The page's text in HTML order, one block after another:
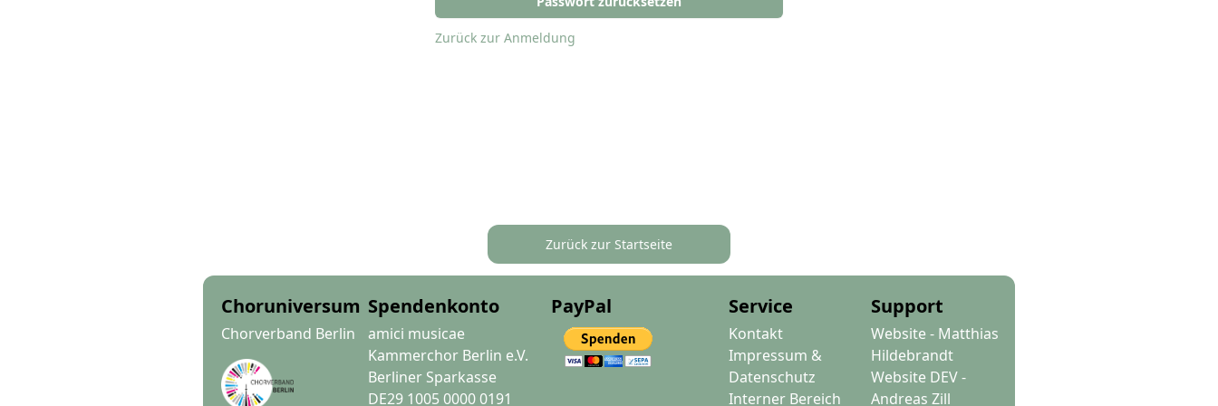
Zurück zur Anmeldung
Zurück zur Startseite
Choruniversum
Chorverband Berlin
Spendenkonto
amici musicae
Kammerchor Berlin e.V.
Berliner Sparkasse
DE29 1005 0000 0191
PayPal Service
Kontakt
Impressum &
Datenschutz
Interner Bereich
Support
Website - Matthias
Hildebrandt
Website DEV -
Andreas Zill